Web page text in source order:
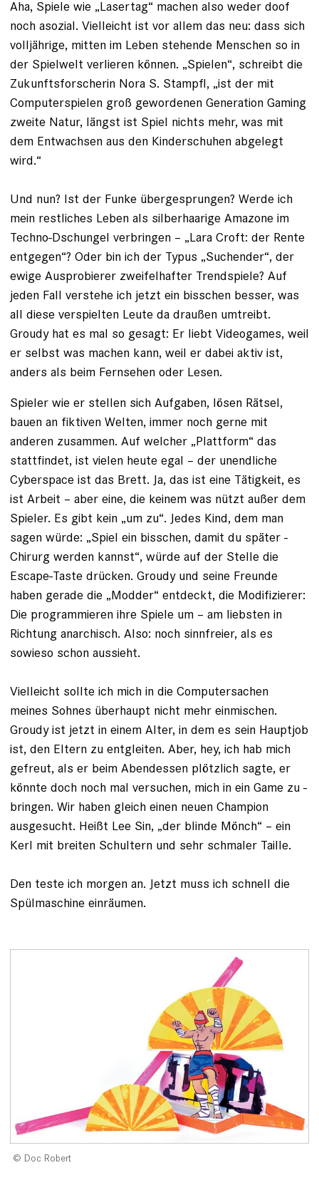
Aha, Spiele wie „Lasertag“ machen also weder doof
noch asozial. Vielleicht ist vor allem das neu: dass sich
volljährige, mitten im Leben stehende Menschen so in
der Spielwelt verlieren können. „Spielen“, schreibt die
Zukunftsforscherin Nora S. Stampfl, „ist der mit
Computerspielen groß gewordenen Generation Gaming
zweite Natur, längst ist Spiel nichts mehr, was mit
dem Entwachsen aus den Kinderschuhen abgelegt
wird.“
Und nun? Ist der Funke übergesprungen? Werde ich
mein restliches Leben als silberhaarige Amazone im
Techno-Dschungel verbringen – „Lara Croft: der Rente
entgegen“? Oder bin ich der Typus „Suchender“, der
ewige Ausprobierer zweifelhafter Trendspiele? Auf
jeden Fall verstehe ich jetzt ein bisschen besser, was
all diese verspielten Leute da draußen umtreibt.
Groudy hat es mal so gesagt: ­Er liebt Videogames, weil
er selbst was machen kann, weil er dabei aktiv ist,
anders als beim Fernsehen oder Lesen.
Spieler wie er stellen sich Aufgaben, ­lösen Rätsel,
bauen an fiktiven Welten, immer noch gerne mit
anderen zusammen. Auf welcher „Plattform“ das
stattfindet, ist vielen heute egal – der unendliche
Cyberspace ist das Brett. Ja, das ist eine Tätigkeit, es
ist Arbeit – aber eine, die keinem was nützt außer dem
Spieler. Es gibt kein „um zu“. Jedes Kind, dem man
sagen würde: „Spiel ein bisschen, damit du später ­
Chirurg werden kannst“, würde auf der Stelle die
Escape-Taste drücken. ­Groudy und seine Freunde
haben gerade die „Modder“ entdeckt, die Modifizierer:
Die programmieren ihre Spiele um – am liebs­ten in
Richtung anarchisch. Also: noch sinnfreier, als es
sowieso schon aussieht.
Vielleicht sollte ich mich in die Com­pu­tersachen
meines Sohnes überhaupt nicht mehr einmischen.
Groudy ist jetzt in einem Alter, in dem es sein Hauptjob
ist, den ­Eltern zu entgleiten. Aber, hey, ich hab mich
gefreut, als er beim Abendessen plötzlich sagte, er
könnte doch noch mal versuchen, mich in ein Game zu ­
bringen. Wir haben gleich einen neuen Champion
ausgesucht. Heißt Lee Sin, „der ­blinde Mönch“ – ein
Kerl mit breiten Schultern und sehr schmaler Taille.
Den teste ich morgen an. Jetzt muss ich schnell die
Spülmaschine einräumen.
Doc Robert